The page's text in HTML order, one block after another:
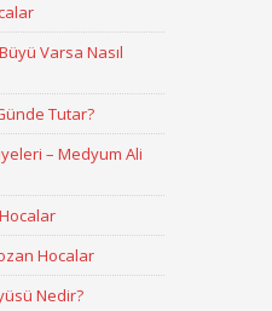
Varsa Nasıl
Tutar?
– Medyum Ali
Hocalar
Nedir?